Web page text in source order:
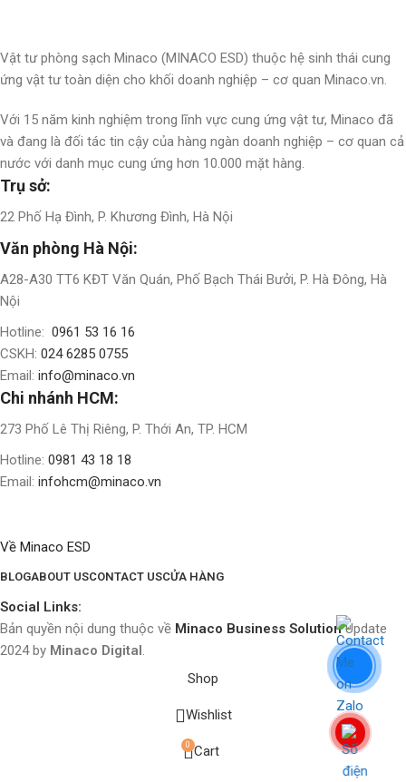
Vật tư phòng sạch Minaco (MINACO ESD) thuộc hệ sinh thái cung
ứng vật tư toàn diện cho khối doanh nghiệp – cơ quan Minaco.vn.
Với 15 năm kinh nghiệm trong lĩnh vực cung ứng vật tư, Minaco đã
và đang là đối tác tin cậy của hàng ngàn doanh nghiệp – cơ quan cả
nước với danh mục cung ứng hơn 10.000 mặt hàng.
Trụ sở:
22 Phố Hạ Đình, P. Khương Đình, Hà Nội
Văn phòng Hà Nội:
A28-A30 TT6 KĐT Văn Quán, Phố Bạch Thái Bưởi, P. Hà Đông, Hà
Nội
Hotline: 0961 53 16 16
CSKH: 024 6285 0755
Email: info@minaco.vn
Chi nhánh HCM:
273 Phố Lê Thị Riêng, P. Thới An, TP. HCM
Hotline: 0981 43 18 18
Email: infohcm@minaco.vn
Về Minaco ESD
BLOGABOUT USCONTACT USCỬA HÀNG
Social Links:
Bản quyền nội dung thuộc về Minaco Business SolutionUpdate
2024 by Minaco Digital
Shop
Wishlist
0 Cart